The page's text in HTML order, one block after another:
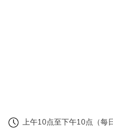
上午10点至下午10点（每